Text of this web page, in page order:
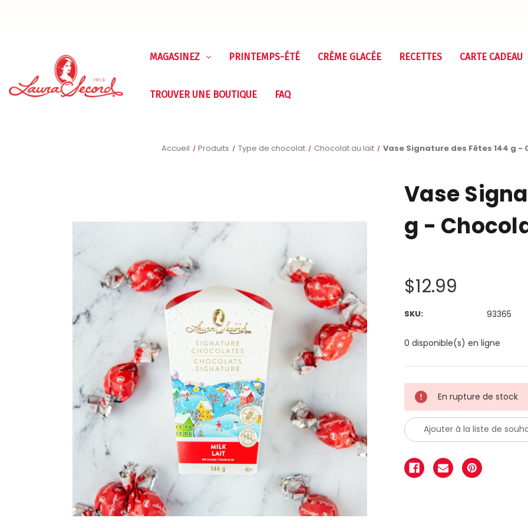
MAGASINEZ PRINTEMPS-ÉTÉ CRÈME GLACÉE RECETTES CARTE CADEAU
TROUVER UNE BOUTIQUE FAQ
Accueil Produits Type de chocolat Chocolat au lait Vase Signature des Fêtes 144 g
Vase
g -
$12.99
SKU: 93365
0 disponible(s) en ligne
En rupture de stock
Ajouter à la liste de